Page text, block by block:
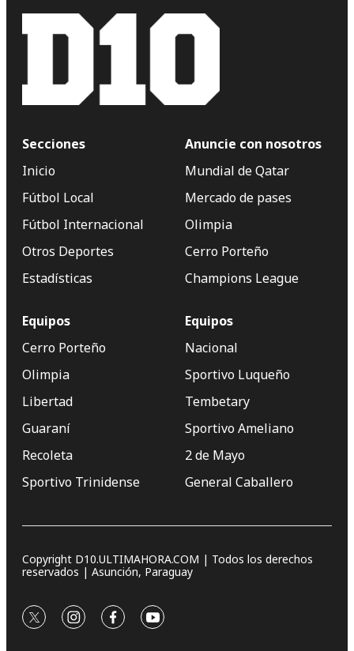
Secciones
Inicio
Fútbol Local
Fútbol Internacional
Otros Deportes
Estadísticas
Anuncie con nosotros
Mundial de Qatar
Mercado de pases
Olimpia
Cerro Porteño
Champions League
Equipos
Cerro Porteño
Olimpia
Libertad
Guaraní
Recoleta
Sportivo Trinidense
Equipos
Nacional
Sportivo Luqueño
Tembetary
Sportivo Ameliano
2 de Mayo
General Caballero
Copyright D10.ULTIMAHORA.COM | Todos los derechos
reservados | Asunción, Paraguay
twitterinstagram
facebookyoutube